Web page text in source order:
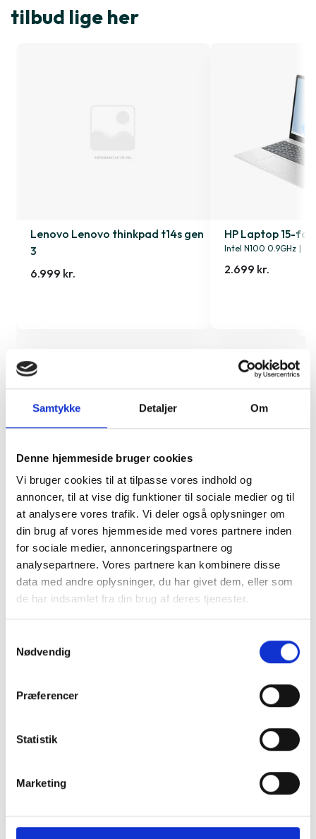
Samtykke Detaljer Om
Denne hjemmeside bruger cookies
Vi bruger cookies til at tilpasse vores indhold og
annoncer, til at vise dig funktioner til sociale medier og til
at analysere vores trafik. Vi deler også oplysninger om
din brug af vores hjemmeside med vores partnere inden
for sociale medier, annonceringspartnere og
analysepartnere. Vores partnere kan kombinere disse
data med andre oplysninger, du har givet dem, eller som
de har indsamlet fra din brug af deres tjenester.
Nødvendig
Præferencer
Statistik
Marketing
tilbud lige her
Lenovo Lenovo thinkpad t14s gen
3
6.999 kr.
HP Laptop 15-
Intel N100 0.9GHz |
2.699 kr.
Kom og besøg os
mange butikker i
hele Danmark